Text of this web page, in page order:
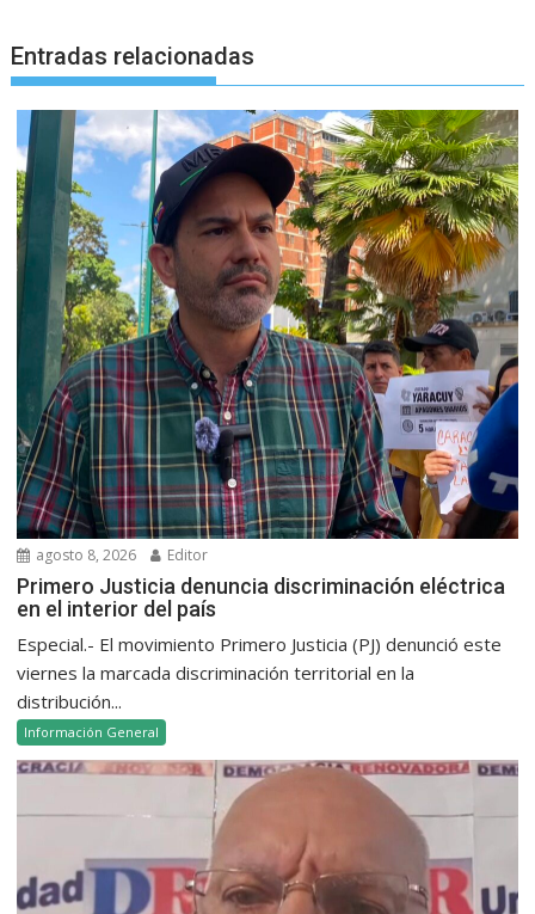
Entradas relacionadas
agosto 8, 2026 Editor
Primero Justicia denuncia discriminación eléctrica
en el interior del país
Especial.- El movimiento Primero Justicia (PJ) denunció este
viernes la marcada discriminación territorial en la
distribución...
Información General